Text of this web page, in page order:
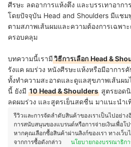
ศีรษะ ลดอาการแห้งตึง และบรรเทาอาก
โดยปัจจุบัน Head and Shoulders มีแชม
ตามสภาพเส้นผมและความต้องการเฉพา
ครอบคลุม
บทความนี้เรามีวิธีการเลือก Head &
รังแค ผมร่วง หนังศีรษะแห้งหรือมีอาการ
ทั้งทำความสะอาดและดูแลสุขภาพเส้นผ
นี้ ยังมี 10 Head & Shoulders สูตรยอด
ลดผมร่วง และสูตรเย็นสดชื่น มาแนะนำเ
รีวิวและการจัดลำดับสินค้าของเราเป็นไปอย่า
การสนับสนุนของแบรนด์หรือการจ่ายเงินเพื่อโ
หากคุณเลือกซื้อสินค้าผ่านลิงก์ของเรา ทางเว็
จากการซื้อดังกล่าว
นโยบายกองบรรณาธิก